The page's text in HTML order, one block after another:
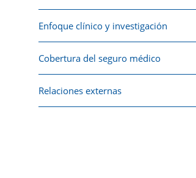
Enfoque clínico y investigación
Cobertura del seguro médico
Relaciones externas